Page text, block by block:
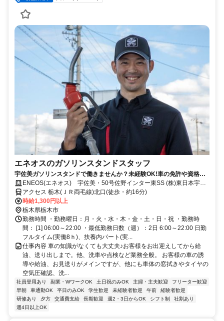
エネオスのガソリンスタンドスタッフ
宇佐美ガソリンスタンドで働きませんか？未経験OK!車の免許や資格が
なくても始められます！
ENEOS(エネオス) 宇佐美・50号佐野インター東SS (株)東日本宇佐
美 埼玉栃木支店
アクセス 栃木(ＪＲ両毛線)北口(徒歩・約16分)
時給1,300円以上
栃木県栃木市
勤務時間 ・勤務曜日：月・火・水・木・金・土・日・祝 ・勤務時
間： [1] 06:00～22:00 ・最低勤務日数（週）：2日 6:00～22:00 日勤
フルタイム(実働8ｈ)、扶養内パート(実...
仕事内容 車の知識がなくても大丈夫♪お客様をお出迎えしてから給
油、送り出しまで。他、洗車や点検など業務全般。 お客様の車の誘
導や給油、お見送りがメインですが、他にも車体の窓拭きやタイヤの
空気圧確認、洗...
社員登用あり 副業・WワークOK 土日祝のみOK 主婦・主夫歓迎
フリーター歓迎
早朝
車通勤OK 平日のみOK 学生歓迎 未経験者歓迎 午前
経験者歓迎
研修あり
夕方 交通費支給 長期歓迎 週2・3日からOK シフト制
社割あり
週4日以上OK